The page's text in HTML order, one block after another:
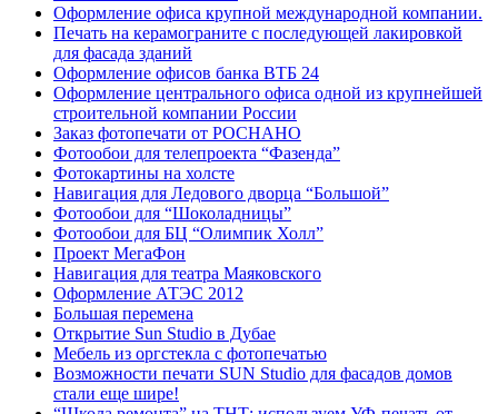
Оформление офиса крупной международной компании.
Печать на керамограните с последующей лакировкой
для фасада зданий
Оформление офисов банка ВТБ 24
Оформление центрального офиса одной из крупнейшей
строительной компании России
Заказ фотопечати от РОСНАНО
Фотообои для телепроекта “Фазенда”
Фотокартины на холсте
Навигация для Ледового дворца “Большой”
Фотообои для “Шоколадницы”
Фотообои для БЦ “Олимпик Холл”
Проект МегаФон
Навигация для театра Маяковского
Оформление АТЭС 2012
Большая перемена
Открытие Sun Studio в Дубае
Мебель из оргстекла с фотопечатью
Возможности печати SUN Studio для фасадов домов
стали еще шире!